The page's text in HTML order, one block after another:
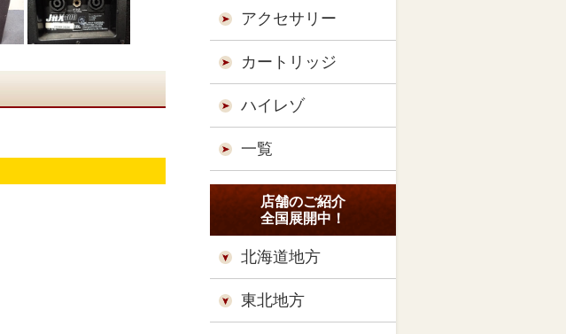
アクセサリー
カートリッジ
ハイレゾ
一覧
店舗のご紹介
全国展開中！
北海道地方
東北地方